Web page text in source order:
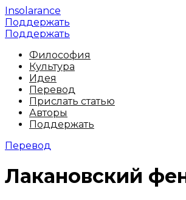
Insolarance
Поддержать
Поддержать
Философия
Культура
Идея
Перевод
Прислать статью
Авторы
Поддержать
Перевод
Лакановский